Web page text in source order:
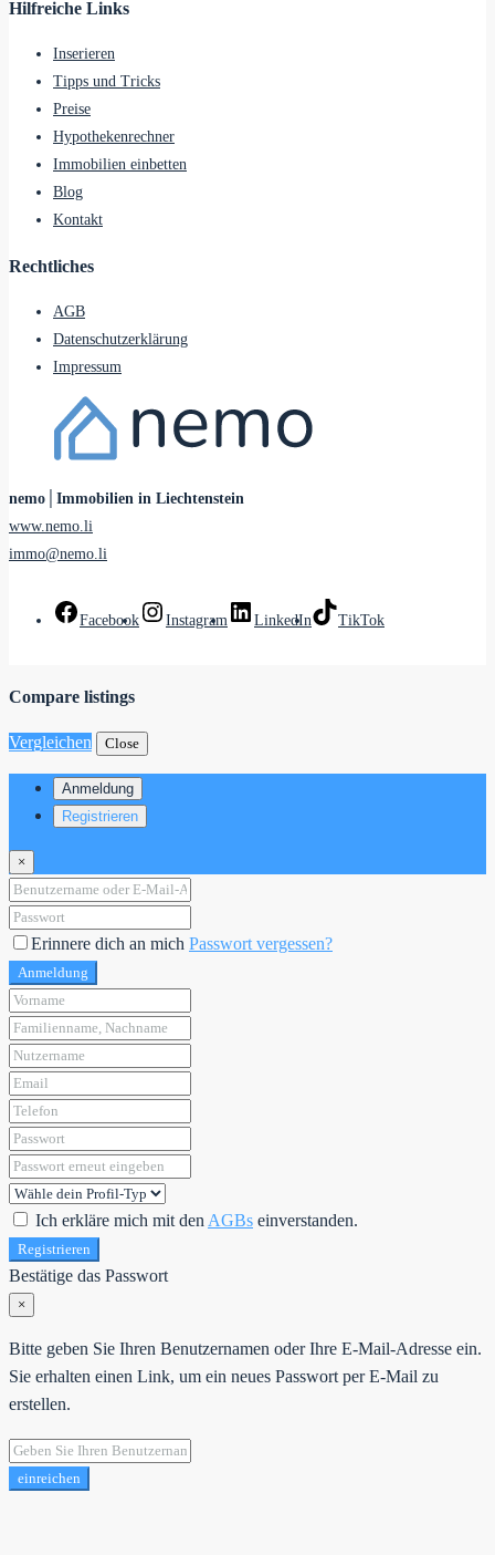
Hilfreiche Links
Inserieren
Tipps und Tricks
Preise
Hypothekenrechner
Immobilien einbetten
Blog
Kontakt
Rechtliches
AGB
Datenschutzerklärung
Impressum
nemo│Immobilien in Liechtenstein
www.nemo.li
immo@nemo.li
Facebook Instagram LinkedIn TikTok
Compare listings
Vergleichen Close
Anmeldung
Registrieren
×
Erinnere dich an mich Passwort vergessen?
Anmeldung
Ich erkläre mich mit den AGBs einverstanden.
Registrieren
Bestätige das Passwort
×
Bitte geben Sie Ihren Benutzernamen oder Ihre E-Mail-Adresse ein.
Sie erhalten einen Link, um ein neues Passwort per E-Mail zu
erstellen.
einreichen